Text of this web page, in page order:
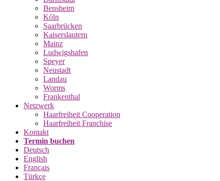
Bensheim
Köln
Saarbrücken
Kaiserslautern
Mainz
Ludwigshafen
Speyer
Neustadt
Landau
Worms
Frankenthal
Netzwerk
Haarfreiheit Cooperation
Haarfreiheit Franchise
Kontakt
Termin buchen
Deutsch
English
Français
Türkçe